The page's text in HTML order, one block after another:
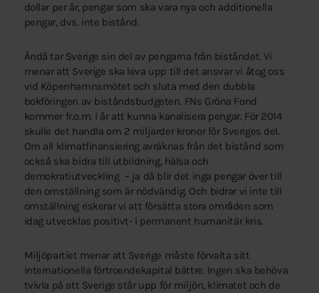
dollar per år, pengar som ska vara nya och additionella
pengar, dvs. inte bistånd.
Ändå tar Sverige sin del av pengarna från biståndet. Vi
menar att Sverige ska leva upp till det ansvar vi åtog oss
vid Köpenhamnsmötet och sluta med den dubbla
bokföringen av biståndsbudgeten. FNs Gröna Fond
kommer fr.o.m. i år att kunna kanalisera pengar. För 2014
skulle det handla om 2 miljarder kronor för Sveriges del.
Om all klimatfinansiering avräknas från det bistånd som
också ska bidra till utbildning, hälsa och
demokratiutveckling – ja då blir det inga pengar över till
den omställning som är nödvändig. Och bidrar vi inte till
omställning riskerar vi att försätta stora områden som
idag utvecklas positivt- i permanent humanitär kris.
Miljöpartiet menar att Sverige måste förvalta sitt
internationella förtroendekapital bättre. Ingen ska behöva
tvivla på att Sverige står upp för miljön, klimatet och de